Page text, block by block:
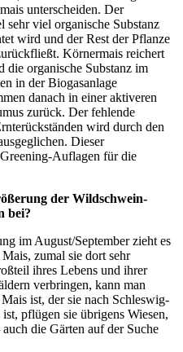
unterscheiden. Der
sehr viel organische Substanz
wird und der Rest der Pflanze
Körnermais reichert
organische Substanz im
in der Biogasanlage
danach in einer aktiveren
zurück. Der fehlende
wird durch den
Dieser
Auflagen für die
der Wildschwein-
bei?
im August/September zieht es
zumal sie dort sehr
ihres Lebens und ihrer
verbringen, kann man
ist, der sie nach Schleswig-
pflügen sie übrigens Wiesen,
die Gärten auf der Suche